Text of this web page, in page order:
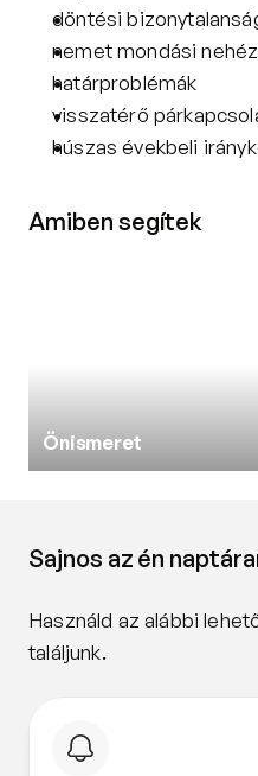
döntési
nemet mondási
határproblémák
visszatérő
húszas évekbeli
Amiben segítek
Önismeret
Sajnos az én
Használd az alábbi
találjunk.